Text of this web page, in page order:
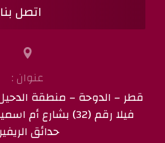
اتصل بنا
عنوان :
قطر – الدوحة – منطقة
فيلا رقم (32) بشارع
حدائق